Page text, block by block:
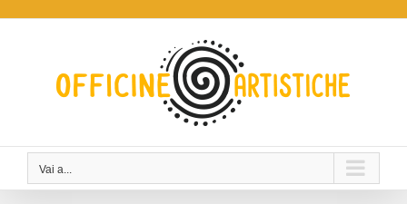
Vai a...